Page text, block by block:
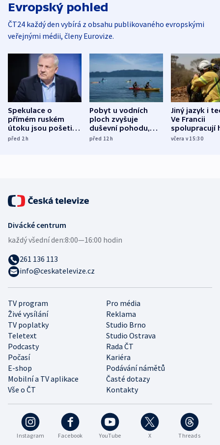
Evropský pohled
ČT24 každý den vybírá z obsahu publikovaného evropskými
veřejnými médii, členy Eurovize.
Spekulace o
přímém ruském
útoku jsou pošetilé,
míní estonský
před 2h
Pobyt u vodních
ploch zvyšuje
duševní pohodu,
ukázala
před 12h
Jiný jazyk i
Ve Francii
spolupracují
různých zemí
včera v 15:30
Instagram Facebook YouTube X Threads
TV program
Pro média
Živé vysílání
Reklama
TV poplatky
Studio Brno
Teletext
Studio Ostrava
Podcasty
Rada ČT
Počasí
Kariéra
E-shop
Podávání námětů
Mobilní a TV aplikace
Časté dotazy
Vše o ČT
Kontakty
Divácké centrum
každý všední den:8:00—16:00 hodin
261 136 113
info@ceskatelevize.cz